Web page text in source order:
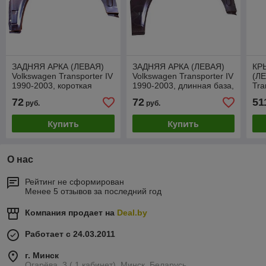
ЗАДНЯЯ АРКА (ЛЕВАЯ)
Volkswagen Transporter IV
1990-2003, короткая
72 руб.
Купить
ЗАДНЯЯ АРКА (ЛЕВАЯ)
Volkswagen Transporter IV
1990-2003, длинная база,
72руб.
Купить
О нас
Рейтинг не сформирован
Менее 5 отзывов за последний год
Компания продает на Deal.by
Работает с 24.03.2011
г. Минск